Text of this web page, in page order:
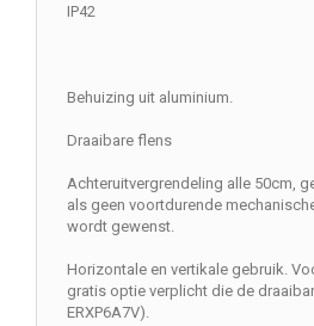
IP42
Behuizing uit aluminium.
Draaibare flens
Achteruitvergrendeling alle 50cm,
als geen voortdurende
wordt gewenst.
Horizontale en vertikale gebruik.
gratis optie verplicht die de
ERXP6A7V).